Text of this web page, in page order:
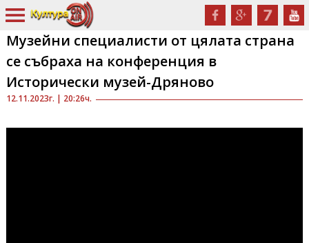
12.11.2023г. | 20:26ч.
Музейни специалисти от цялата страна
се събраха на конференция в
Исторически музей-Дряново